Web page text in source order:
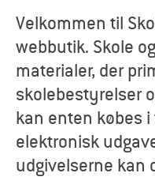
l
e
o
g
F
Velkommen til
webbutik. Skole
materialer, der
skolebestyrelser
kan enten købes
elektronisk
udgivelserne kan